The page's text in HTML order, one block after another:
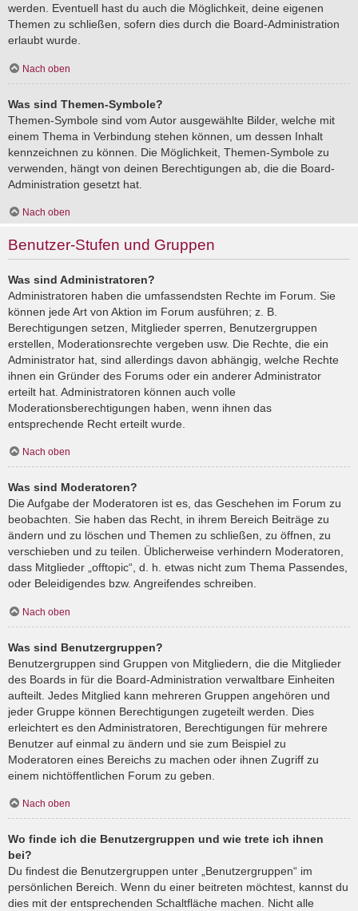
werden. Eventuell hast du auch die Möglichkeit, deine eigenen
Themen zu schließen, sofern dies durch die Board-Administration
erlaubt wurde.
Nach oben
Was sind Themen-Symbole?
Themen-Symbole sind vom Autor ausgewählte Bilder, welche mit
einem Thema in Verbindung stehen können, um dessen Inhalt
kennzeichnen zu können. Die Möglichkeit, Themen-Symbole zu
verwenden, hängt von deinen Berechtigungen ab, die die Board-
Administration gesetzt hat.
Nach oben
Benutzer-Stufen und Gruppen
Was sind Administratoren?
Administratoren haben die umfassendsten Rechte im Forum. Sie
können jede Art von Aktion im Forum ausführen; z. B.
Berechtigungen setzen, Mitglieder sperren, Benutzergruppen
erstellen, Moderationsrechte vergeben usw. Die Rechte, die ein
Administrator hat, sind allerdings davon abhängig, welche Rechte
ihnen ein Gründer des Forums oder ein anderer Administrator
erteilt hat. Administratoren können auch volle
Moderationsberechtigungen haben, wenn ihnen das
entsprechende Recht erteilt wurde.
Nach oben
Was sind Moderatoren?
Die Aufgabe der Moderatoren ist es, das Geschehen im Forum zu
beobachten. Sie haben das Recht, in ihrem Bereich Beiträge zu
ändern und zu löschen und Themen zu schließen, zu öffnen, zu
verschieben und zu teilen. Üblicherweise verhindern Moderatoren,
dass Mitglieder „offtopic“, d. h. etwas nicht zum Thema Passendes,
oder Beleidigendes bzw. Angreifendes schreiben.
Nach oben
Was sind Benutzergruppen?
Benutzergruppen sind Gruppen von Mitgliedern, die die Mitglieder
des Boards in für die Board-Administration verwaltbare Einheiten
aufteilt. Jedes Mitglied kann mehreren Gruppen angehören und
jeder Gruppe können Berechtigungen zugeteilt werden. Dies
erleichtert es den Administratoren, Berechtigungen für mehrere
Benutzer auf einmal zu ändern und sie zum Beispiel zu
Moderatoren eines Bereichs zu machen oder ihnen Zugriff zu
einem nichtöffentlichen Forum zu geben.
Nach oben
Wo finde ich die Benutzergruppen und wie trete ich ihnen
bei?
Du findest die Benutzergruppen unter „Benutzergruppen“ im
persönlichen Bereich. Wenn du einer beitreten möchtest, kannst du
dies mit der entsprechenden Schaltfläche machen. Nicht alle